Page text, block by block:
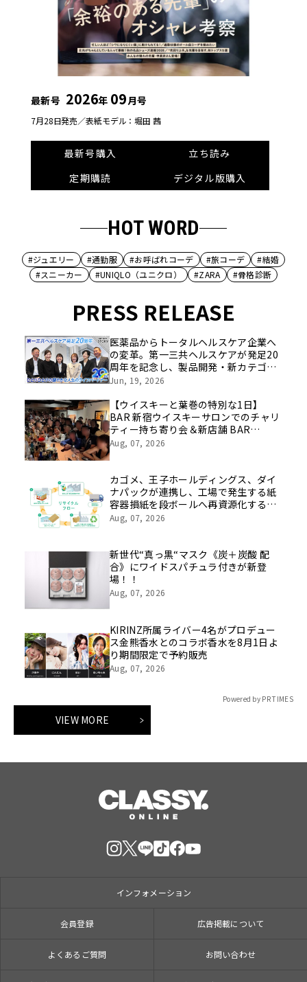
最新号 2026年 09月号
7月28日発売／表紙モデル：堀田 茜
最新号購入
立ち読み
定期購読
デジタル版購入
HOT WORD
#ジュエリー #通勤服 #お呼ばれコーデ #旅コーデ
#結婚
#スニーカー
#UNIQLO（ユニクロ） #ZARA #骨格診断
PRESS RELEASE
医薬品からトータルヘルスケア企業へ
の変革。第一三共ヘルスケアが発足20
周年を記念し、製品開発・新カテゴリ
挑戦の舞台や旧社統合時のエピソード
像を公開！
Jun, 19, 2026
【ウイスキーと葉巻の特別な1日】
BAR 新宿ウイスキーサロンでのチャリ
ティー持ち寄り会＆新店舗 BAR
LASTWORD でのシガー初心者歓迎ペ
Aug, 07, 2026
カゴメ、王子ホールディングス、ダイ
ナパックが連携し、工場で発生する紙
容器損紙を段ボールへ再資源化する実
証を開始
Aug, 07, 2026
新世代“真っ黒“マスク《炭＋炭酸 配
合》にワイドスパチュラ付きが新登
場！！
Aug, 07, 2026
KIRINZ所属ライバー4名がプロデュー
ス金熊香水とのコラボ香水を8月1日よ
り期間限定で予約販売
Aug, 07, 2026
Powered by PR TIMES
VIEW MORE
インフォメーション
会員登録 広告掲載について
よくあるご質問 お問い合わせ